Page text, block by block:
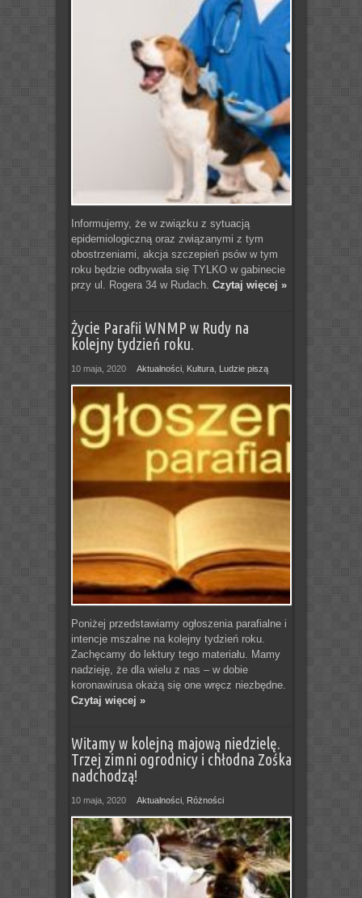
Informujemy, że w związku z sytuacją
epidemiologiczną oraz związanymi z tym
obostrzeniami, akcja szczepień psów w tym
roku będzie odbywała się TYLKO w gabinecie
przy ul. Rogera 34 w Rudach. Czytaj więcej »
Życie Parafii WNMP w Rudy na
kolejny tydzień roku.
10 maja, 2020 Aktualności, Kultura, Ludzie piszą
Poniżej przedstawiamy ogłoszenia parafialne i
intencje mszalne na kolejny tydzień roku.
Zachęcamy do lektury tego materiału. Mamy
nadzieję, że dla wielu z nas – w dobie
koronawirusa okażą się one wręcz niezbędne.
Czytaj więcej »
Witamy w kolejną majową niedzielę.
Trzej zimni ogrodnicy i chłodna Zośka
nadchodzą!
10 maja, 2020 Aktualności, Różności